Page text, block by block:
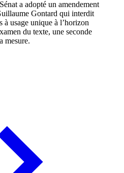
a adopté un amendement
Gontard qui interdit
à usage unique à l’horizon
du texte, une seconde
mesure.